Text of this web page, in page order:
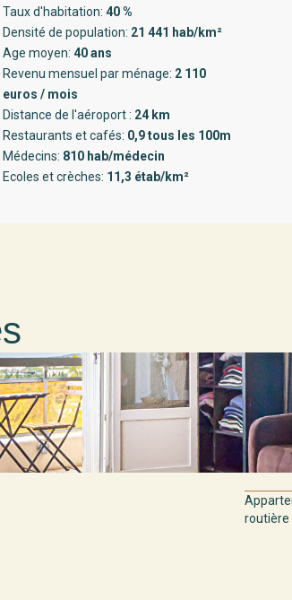
Taux d'habitation:40 %
Densité de population: 21 441 hab/km²
Age moyen:40 ans
Revenu mensuel par ménage: 2 110
euros / mois
Distance de l'aéroport : 24 km
Restaurants et cafés: 0,9 tous les 100m
Médecins: 810 hab/médecin
Ecoles et crèches: 11,3 étab/km²
routière